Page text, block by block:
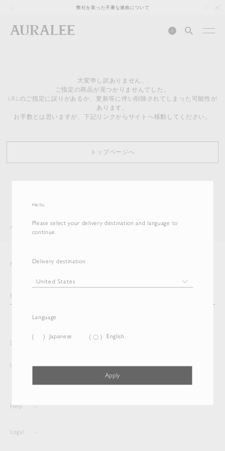
Hello,
Please select your delivery destination and language to
continue.
Delivery destination
Language
Japanese English
Apply
弊社を装った不審な連絡について
0
大変申し訳ありません。
ご指定の商品が見つかりませんでした。
URLのご指定に誤りがあるか、更新等に伴い削除されてしまった可能性が
あります。
お手数とは思いますが、下記リンクからサイトへ移動してください。
トップページへ
AURALEE ITEM
Newsletter
Delivery destination and Language
United States Japanese
Help
Legal